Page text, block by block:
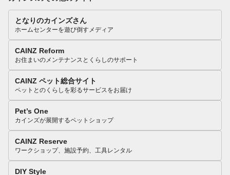
となりのカインズさん
ホームセンターを遊び倒すメディア
CAINZ Reform
お住まいのメンテナンスとくらしのサポート
CAINZ ペット総合サイト
ペットとのくらしを彩るサービスをお届け
Pet’s One
カインズが展開するペットショップ
CAINZ Reserve
ワークショップ、施設予約、工具レンタル
DIY Style